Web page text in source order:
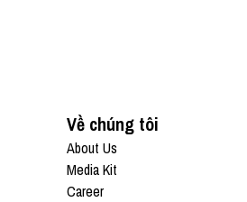
Về chúng tôi
About Us
Media Kit
Career